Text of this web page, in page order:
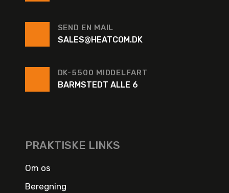
SEND EN MAIL
SALES@HEATCOM.DK
DK-5500 MIDDELFART
BARMSTEDT ALLE 6
PRAKTISKE LINKS
Om os
Beregning